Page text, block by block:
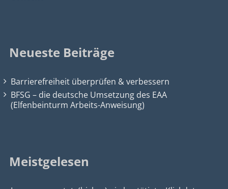
Neueste Beiträge
Barrierefreiheit überprüfen & verbessern
BFSG – die deutsche Umsetzung des EAA
(Elfenbeinturm Arbeits-Anweisung)
Meistgelesen